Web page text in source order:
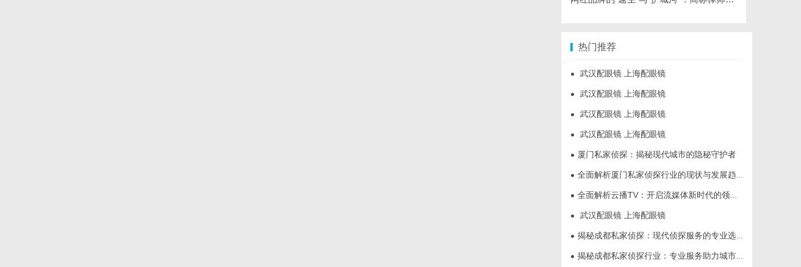
热门推荐
● 武汉配眼镜 上海配眼镜
● 武汉配眼镜 上海配眼镜
● 武汉配眼镜 上海配眼镜
● 武汉配眼镜 上海配眼镜
● 厦门私家侦探：揭秘现代城市的隐秘守护者
● 全面解析厦门私家侦探行业的现状与发展趋势
● 全面解析云播TV：开启流媒体新时代的领先平台
● 武汉配眼镜 上海配眼镜
● 揭秘成都私家侦探：现代侦探服务的专业选择与行业前景
● 揭秘成都私家侦探行业：专业服务助力城市安宁